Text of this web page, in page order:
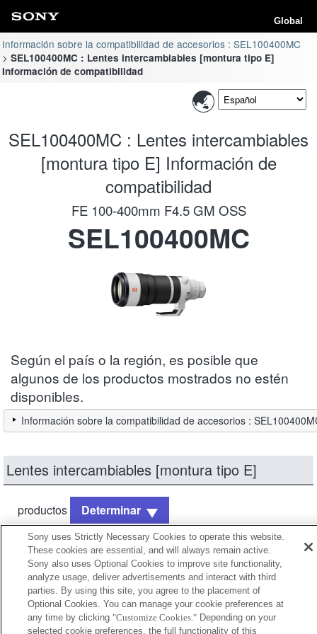
Global
Información sobre la compatibilidad de accesorios : SEL100400MC
SEL100400MC : Lentes intercambiables [montura tipo E]
Información de compatibilidad
SEL100400MC : Lentes intercambiables
[montura tipo E] Información de
compatibilidad
FE 100-400mm F4.5 GM OSS
SEL100400MC
Según el país o la región, es posible que
algunos de los productos mostrados no estén
disponibles.
Información sobre la compatibilidad de accesorios :
Lentes intercambiables [montura tipo E]
productos Determinar
Totalmente compatible
Compatible, pero con restricciones
SEL14TC
Sony uses Strictly Necessary Cookies to operate this website.
These cookies are essential, and will always remain active.
Sony also uses Optional Cookies to improve site functionality,
analyze usage, deliver advertisements and interact with third
parties. By using this site, you agree to the placement of
Optional Cookies. You can manage your cookie preferences at
any time by clicking "Customize Cookies." Depending on your
selected cookie preferences, the full functionality of this